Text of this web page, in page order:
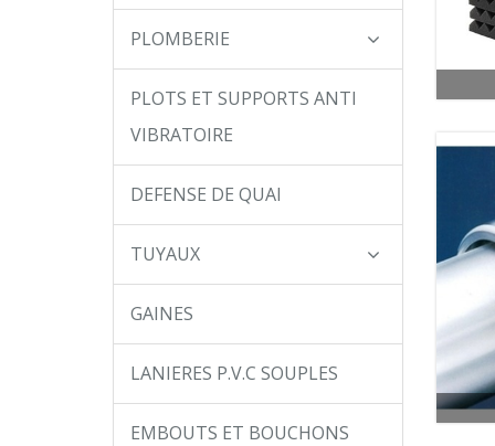
PLOMBERIE
PLOTS ET SUPPORTS ANTI
VIBRATOIRE
DEFENSE DE QUAI
TUYAUX
GAINES
LANIERES P.V.C SOUPLES
EMBOUTS ET BOUCHONS